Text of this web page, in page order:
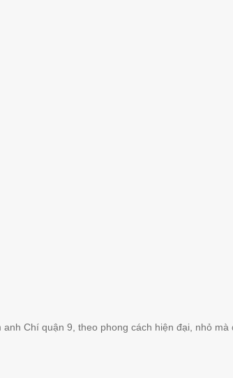
Chí quận 9, theo phong cách hiện đại, nhỏ mà